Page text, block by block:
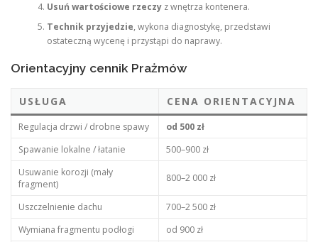
Usuń wartościowe rzeczyz wnętrza kontenera.
Technik przyjedzie, wykona diagnostykę, przedstawi
ostateczną wycenę i przystąpi do naprawy.
Orientacyjny cennik Prażmów
USŁUGA CENA ORIENTACYJNA
Regulacja drzwi / drobne spawy
od 500 zł
Spawanie lokalne / łatanie
500–900 zł
Usuwanie korozji (mały
fragment)
800–2 000 zł
Uszczelnienie dachu
700–2 500 zł
Wymiana fragmentu podłogi
od 900 zł